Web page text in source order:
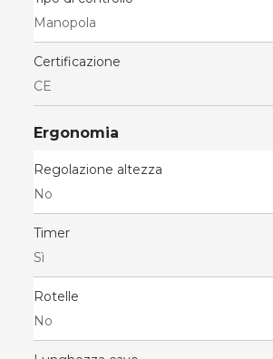
Manopola
Certificazione
CE
Ergonomia
Regolazione altezza
No
Timer
Sì
Rotelle
No